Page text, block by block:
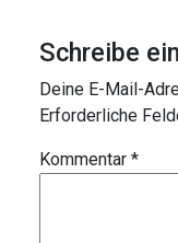
Schreibe
Deine E-Mail-
Erforderliche
Kommentar *